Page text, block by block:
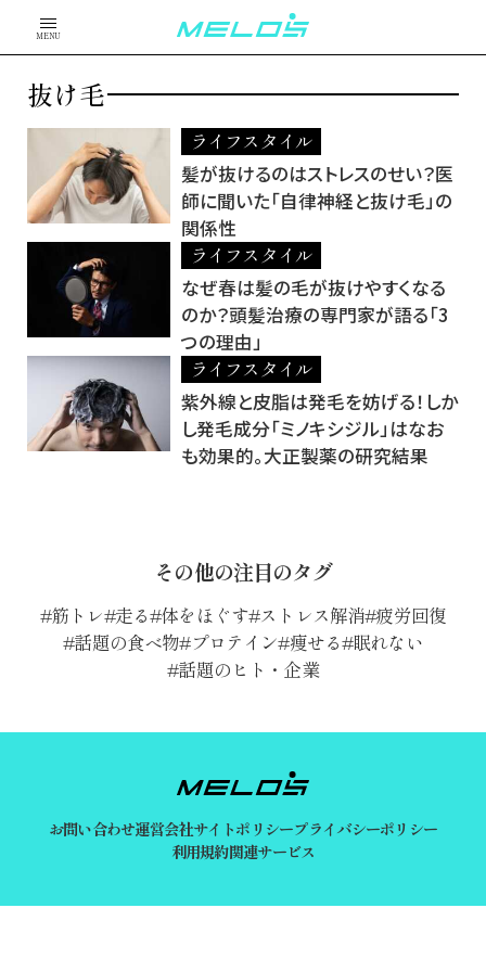
MENU
抜け毛
ライフスタイル
髪が抜けるのはストレスのせい？医
師に聞いた「自律神経と抜け毛」の
関係性
ライフスタイル
なぜ春は髪の毛が抜けやすくなる
のか？頭髪治療の専門家が語る「3
つの理由」
ライフスタイル
紫外線と皮脂は発毛を妨げる！しか
し発毛成分「ミノキシジル」はなお
も効果的。大正製薬の研究結果
その他の注目のタグ
筋トレ 走る 体をほぐす ストレス解消 疲労回復
話題の食べ物 プロテイン 痩せる 眠れない
話題のヒト・企業
お問い合わせ運営会社サイトポリシープライバシーポリシー
利用規約関連サービス